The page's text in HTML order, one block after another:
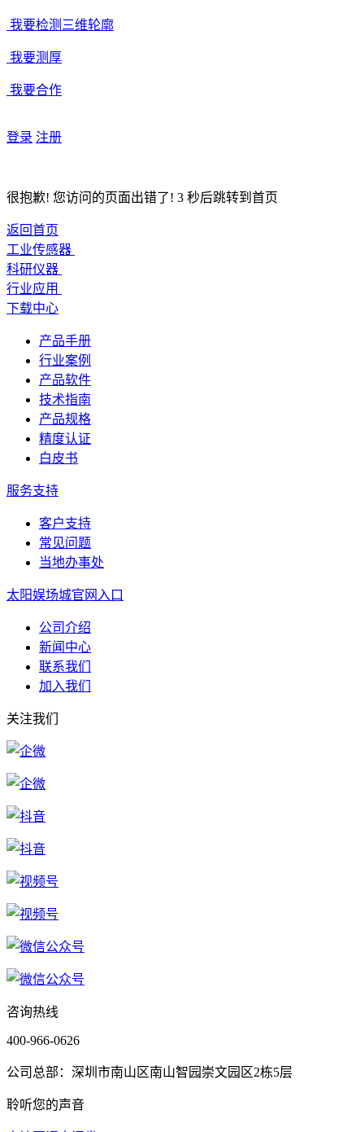
我要检测三维轮廓
我要测厚
我要合作
登录 注册
很抱歉! 您访问的页面出错了! 3 秒后跳转到首页
返回首页
工业传感器
科研仪器
行业应用
下载中心
产品手册
行业案例
产品软件
技术指南
产品规格
精度认证
白皮书
服务支持
客户支持
常见问题
当地办事处
太阳娱场城官网入口
公司介绍
新闻中心
联系我们
加入我们
关注我们
咨询热线
400-966-0626
公司总部：深圳市南山区南山智园崇文园区2栋5层
聆听您的声音